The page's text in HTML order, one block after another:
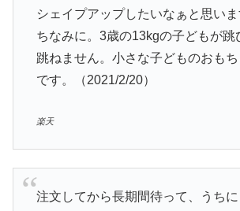
シェイプアップしたいなぁと思いま
ちなみに。3歳の13kgの子どもが跳
跳ねません。小さな子どものおも
です。（2021/2/20）
楽天
注文してから長期間待って、うち